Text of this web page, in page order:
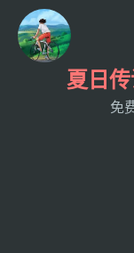
夏日
免